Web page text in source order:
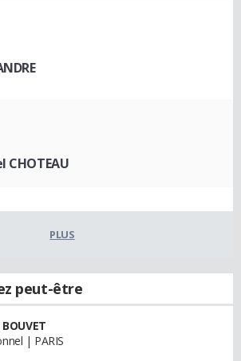
CHOTEAU
PLUS
peut-être
| PARIS